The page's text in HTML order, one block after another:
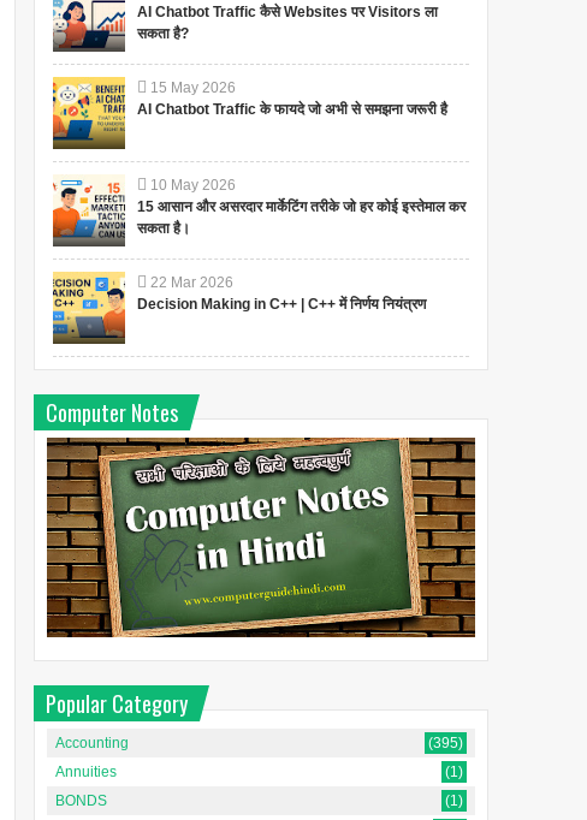
AI Chatbot Traffic कैसे Websites पर Visitors ला
सकता है?
15 May 2026
AI Chatbot Traffic के फायदे जो अभी से समझना जरूरी है
10 May 2026
15 आसान और असरदार मार्केटिंग तरीके जो हर कोई इस्तेमाल कर
सकता है।
22 Mar 2026
Decision Making in C++ | C++ में निर्णय नियंत्रण
Computer Notes
Popular Category
Accounting
(395)
Annuities
(1)
BONDS
(1)